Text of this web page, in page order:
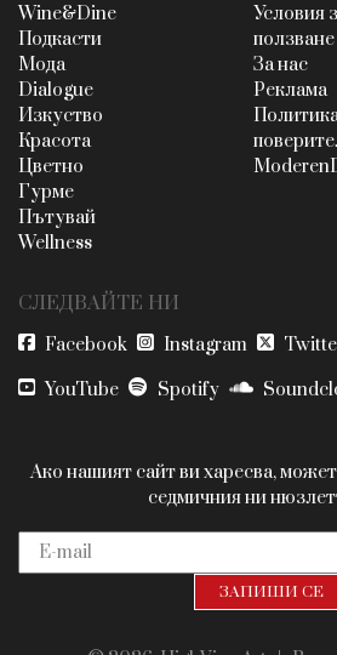
Wine&Dine
Подкасти
Мода
Dialogue
Изкуство
Красота
Цветно
Гурме
Пътувай
Wellness
Условия
ползване
За нас
Реклама
СЛЕДВАЙТЕ НИ
Facebook Instagram
YouTube
Spotify
Ако нашият сайт ви харесва,
седмичния ни